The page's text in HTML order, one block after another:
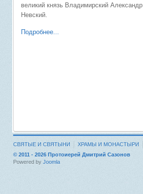
великий князь Владимирский Александр
Невский.
Подробнее...
СВЯТЫЕ И СВЯТЫНИ ХРАМЫ И МОНАСТЫРИ
© 2011 - 2026 Протоиерей Дмитрий Сазонов
Powered by Joomla